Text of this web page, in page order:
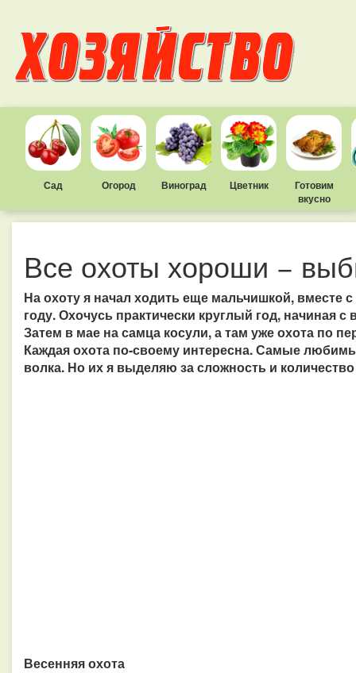
Сад Огород Виноград Цветник
Готовим
вкусно
Все охоты хороши −
На охоту я начал ходить еще мальчишкой, вместе
году. Охочусь практически круглый год, начиная
Затем в мае на самца косули, а там уже охота по
Каждая охота по-своему интересна. Самые
волка. Но их я выделяю за сложность и
Весенняя охота